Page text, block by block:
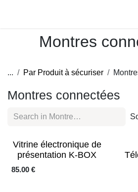
Montres
... Par Produit à sécuriser
Montres connectées
Sale
Vitrine électronique de
présentation K-BOX
85.00 €